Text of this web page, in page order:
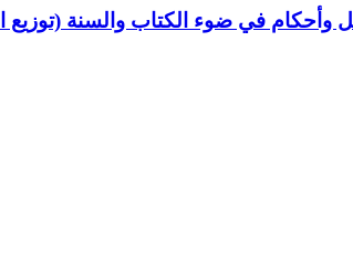
وأحكام في ضوء الكتاب والسنة